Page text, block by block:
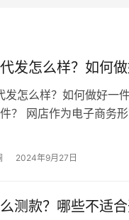
返还政策均摊至每个
发怎么样？如何做
发怎么样？如何做好
？ 网店作为电子商务
2024年9月27日
测款？哪些不适合